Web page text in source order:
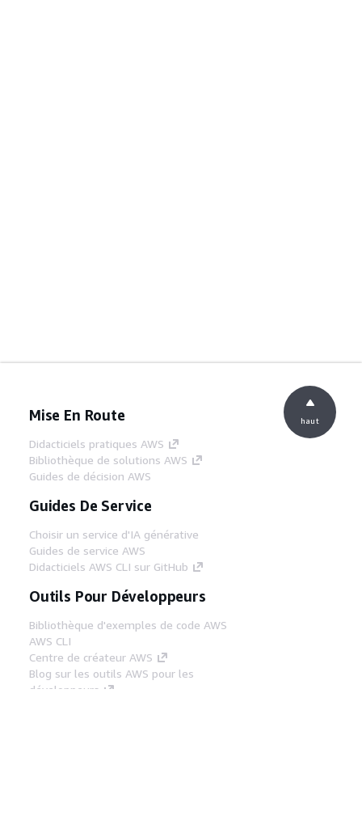
Mise En Route
Didacticiels pratiques AWS
Bibliothèque de solutions AWS
Guides de décision AWS
Guides De Service
Choisir un service d'IA générative
Guides de service AWS
Didacticiels AWS CLI sur GitHub
Outils Pour Développeurs
Bibliothèque d'exemples de code AWS
AWS CLI
Centre de créateur AWS
Blog sur les outils AWS pour les
développeurs
haut